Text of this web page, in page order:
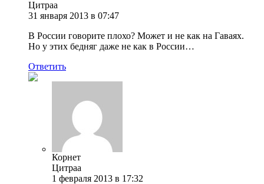
Цитраа
31 января 2013 в 07:47
В России говорите плохо? Может и не как на Гаваях.
Но у этих бедняг даже не как в России…
Ответить
Корнет
Цитраа
1 февраля 2013 в 17:32